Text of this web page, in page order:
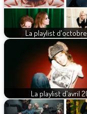
La playlist
La playlist d'avril